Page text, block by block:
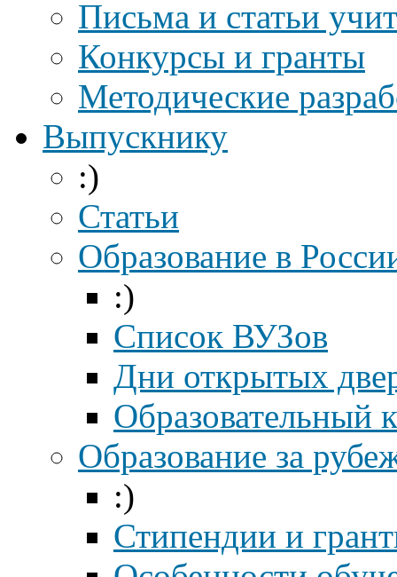
Письма и статьи
Конкурсы и гранты
Методические
Выпускнику
:)
Статьи
Образование в
:)
Список ВУЗов
Дни открытых
Образовательный
Образование за
:)
Стипендии и